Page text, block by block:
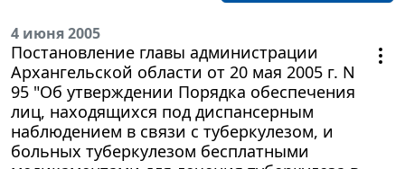
4 июня 2005
Постановление главы администрации
Архангельской области от 20 мая 2005 г. N
95 "Об утверждении Порядка обеспечения
лиц, находящихся под диспансерным
наблюдением в связи с туберкулезом, и
больных туберкулезом бесплатными